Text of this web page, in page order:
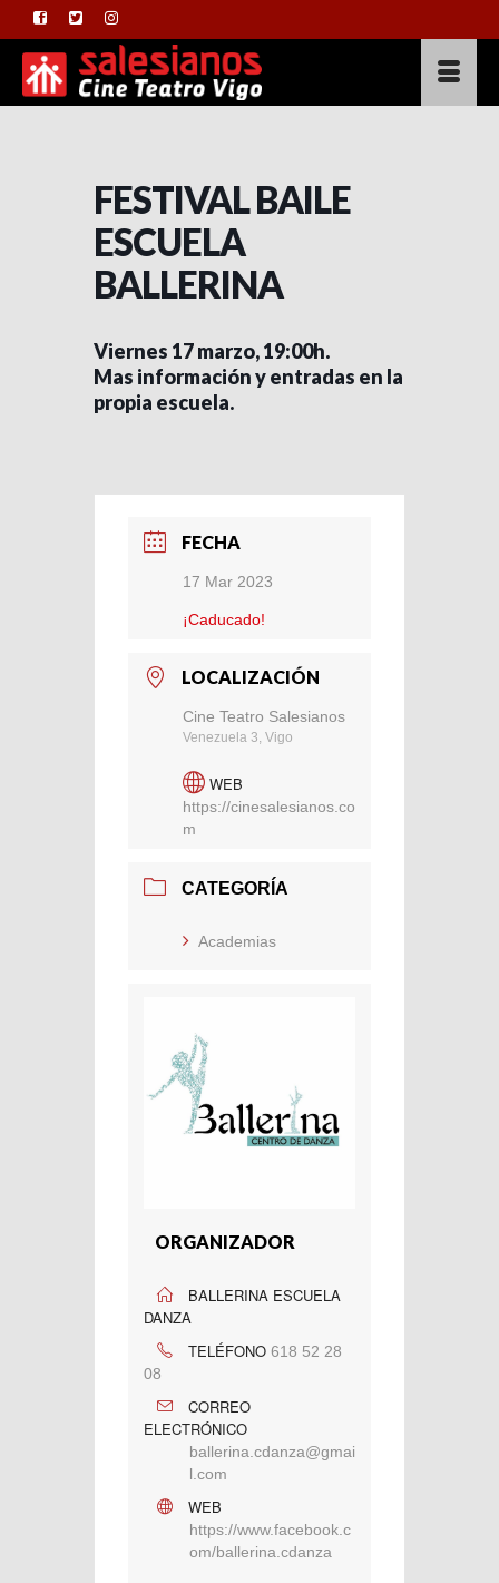
FESTIVAL BAILE
ESCUELA
BALLERINA
Viernes 17 marzo, 19:00h.
Mas información y entradas en la
propia escuela.
FECHA
17 Mar 2023
¡Caducado!
LOCALIZACIÓN
Cine Teatro Salesianos
Venezuela 3, Vigo
WEB
https://cinesalesianos.co
m
CATEGORÍA
Academias
ORGANIZADOR
BALLERINA ESCUELA
DANZA
TELÉFONO 618 52 28
08
CORREO
ELECTRÓNICO
ballerina.cdanza@gmai
l.com
WEB
https://www.facebook.c
om/ballerina.cdanza